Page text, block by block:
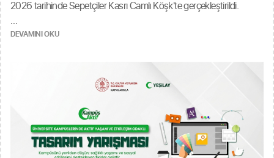
2026 tarihinde Sepetçiler Kasrı Camlı Köşk'te gerçekleştirildi.
Törene ödül sahibi öğrenciler, aileleri, yakınları ve arkadaşlarının yanı
ve bölüm başkanı düzeyinde akademisyenler ile yöneticiler katıldı.
İstanbul İl Kültür ve Turizm Müdürlüğü de törene gözlemci olarak
Program kapsamında jüri üyeleri ve raportörlere teşekkür plaketleri,
ödül sahibi öğrencilere ise plaket ve başarı belgeleri takdim edildi.
Törenin ardından ödül sahibi öğrenciler ve jüri üyeleri, tarihi dokusu
DEVAMINI OKU